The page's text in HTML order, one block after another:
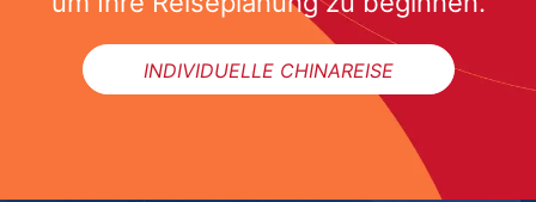
INDIVIDUELLE CHINAREISE